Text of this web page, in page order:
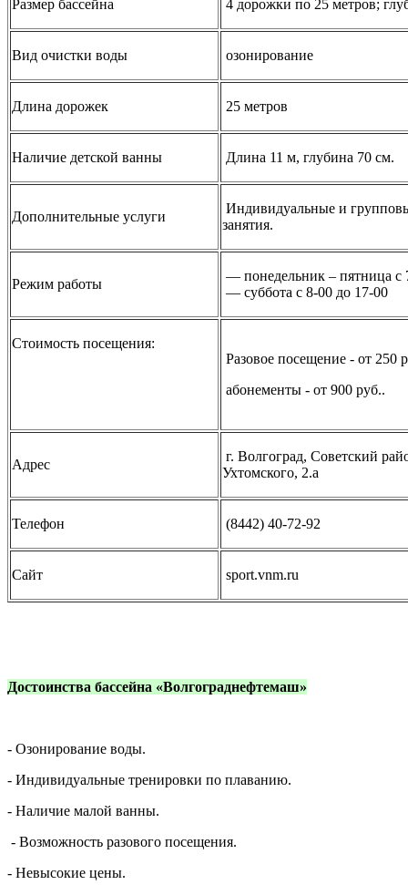
Размер бассейна 4 дорожки по 25 метров;
Вид очистки воды озонирование
Длина дорожек 25 метров
Наличие детской ванны Длина 11 м, глубина 70 см.
Дополнительные услуги
Индивидуальные и
занятия.
Режим работы
— понедельник – пятница с
— суббота с 8-00 до 17-00
Стоимость посещения:
Разовое посещение - от 250
абонементы - от 900 руб..
Адрес
г. Волгоград, Советский
Ухтомского, 2.а
Телефон (8442) 40-72-92
Сайт sport.vnm.ru
Достоинства бассейна «Волгограднефтемаш»
- Озонирование воды.
- Индивидуальные тренировки по плаванию.
- Наличие малой ванны.
- Возможность разового посещения.
- Невысокие цены.